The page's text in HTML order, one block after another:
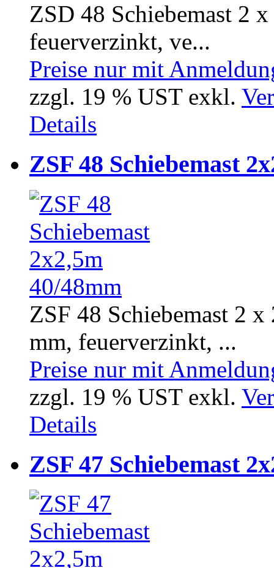
ZSD 48 Schiebemast 2
feuerverzinkt, ve...
Preise nur mit
zzgl. 19 % UST exkl.
Details
ZSF 48 Schiebemast
ZSF 48 Schiebemast 2
mm, feuerverzinkt, ...
Preise nur mit
zzgl. 19 % UST exkl.
Details
ZSF 47 Schiebemast